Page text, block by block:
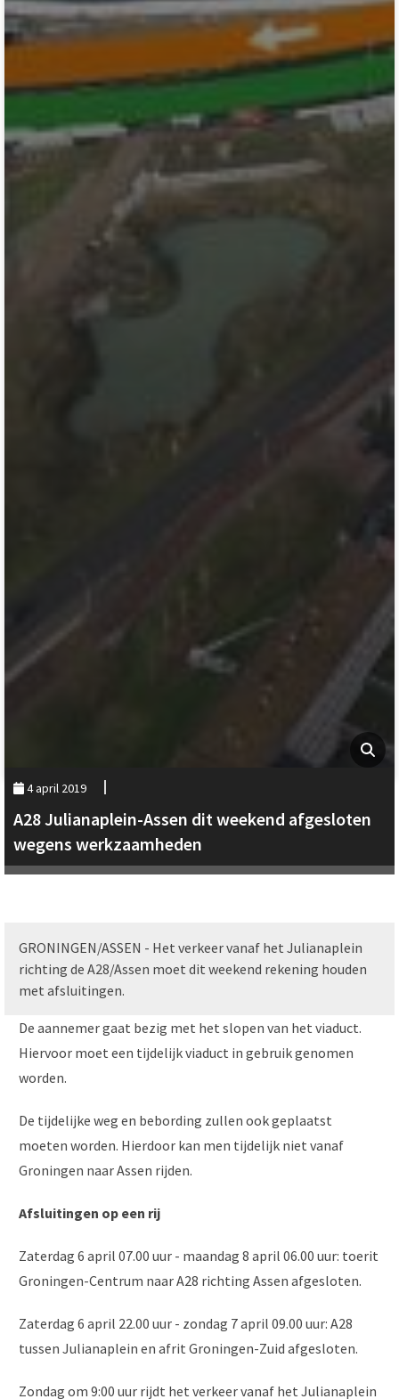
4 april 2019
A28 Julianaplein-Assen dit weekend afgesloten
wegens werkzaamheden
GRONINGEN/ASSEN - Het verkeer vanaf het Julianaplein
richting de A28/Assen moet dit weekend rekening houden
met afsluitingen.
De aannemer gaat bezig met het slopen van het viaduct.
Hiervoor moet een tijdelijk viaduct in gebruik genomen
worden.
De tijdelijke weg en bebording zullen ook geplaatst
moeten worden. Hierdoor kan men tijdelijk niet vanaf
Groningen naar Assen rijden.
Afsluitingen op een rij
Zaterdag 6 april 07.00 uur - maandag 8 april 06.00 uur: toerit
Groningen-Centrum naar A28 richting Assen afgesloten.
Zaterdag 6 april 22.00 uur - zondag 7 april 09.00 uur: A28
tussen Julianaplein en afrit Groningen-Zuid afgesloten.
Zondag om 9:00 uur rijdt het verkeer vanaf het Julianaplein